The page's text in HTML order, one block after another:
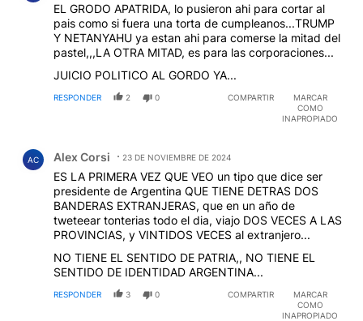
EL GRODO APATRIDA, lo pusieron ahi para cortar al
pais como si fuera una torta de cumpleanos...TRUMP
Y NETANYAHU ya estan ahi para comerse la mitad del
pastel,,,LA OTRA MITAD, es para las corporaciones...
JUICIO POLITICO AL GORDO YA...
RESPONDER 2 0 COMPARTIR
MARCAR
COMO
INAPROPIADO
AC Alex Corsi 23 DE NOVIEMBRE DE 2024
ES LA PRIMERA VEZ QUE VEO un tipo que dice ser
presidente de Argentina QUE TIENE DETRAS DOS
BANDERAS EXTRANJERAS, que en un año de
tweteear tonterias todo el dia, viajo DOS VECES A LAS
PROVINCIAS, y VINTIDOS VECES al extranjero...
NO TIENE EL SENTIDO DE PATRIA,, NO TIENE EL
SENTIDO DE IDENTIDAD ARGENTINA...
RESPONDER 3 0 COMPARTIR
MARCAR
COMO
INAPROPIADO